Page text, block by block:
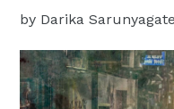
by Darika Sarunyagate